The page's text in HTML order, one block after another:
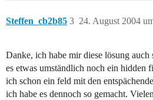
Steffen_cb2b85 24. August 2004
3
Danke, ich habe mir diese lösung
es etwas umständlich noch ein hidden
ich schon ein feld mit den
ich habe es dennoch so gemacht.